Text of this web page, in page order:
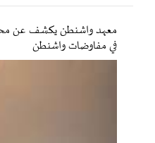
معهد واشنطن يكشف عن
في مفاوضات واشنطن